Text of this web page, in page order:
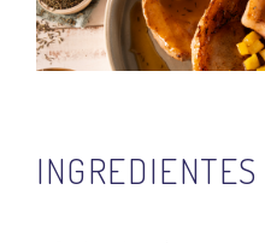
INGREDIENTES